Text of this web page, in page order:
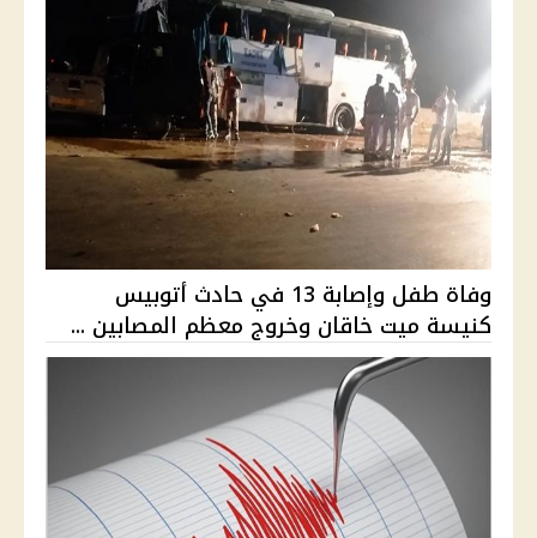
وفاة طفل وإصابة 13 في حادث أتوبيس
كنيسة ميت خاقان وخروج معظم المصابين ...